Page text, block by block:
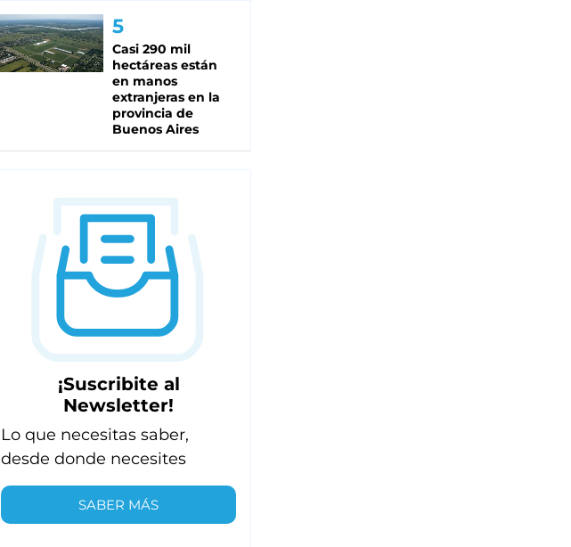
Casi 290 mil
hectáreas están
en manos
extranjeras en la
provincia de
Buenos Aires
¡Suscribite al
Newsletter!
Lo que necesitas saber,
desde donde necesites
SABER MÁS